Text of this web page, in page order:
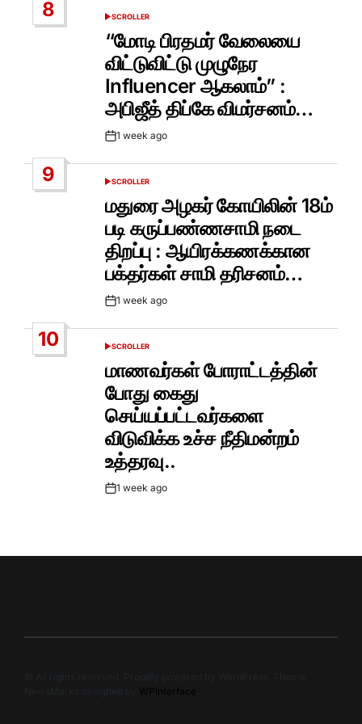
8
POSTED
IN
SCROLLER
“மோடி பிரதமர் வேலையை
விட்டுவிட்டு முழுநேர
Influencer ஆகலாம்” :
அபிஜீத் திப்கே விமர்சனம்…
Post1 week ago
9
POSTED
SCROLLER
மதுரை அழகர் கோயிலின் 18ம்
படி கருப்பண்ணசாமி நடை
திறப்பு : ஆயிரக்கணக்கான
பக்தர்கள் சாமி தரிசனம்…
Post1 week ago
10
POSTED
SCROLLER
மாணவர்கள் போராட்டத்தின்
போது கைது
செய்யப்பட்டவர்களை
விடுவிக்க உச்ச நீதிமன்றம்
உத்தரவு..
Post1 week ago